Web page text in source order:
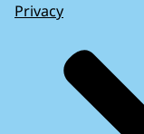
Privacy